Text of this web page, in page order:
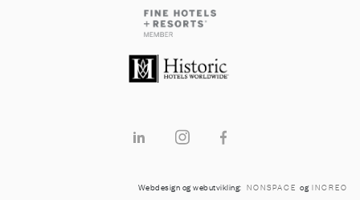
Webdesign og webutvikling: NONSPACE og INCREO